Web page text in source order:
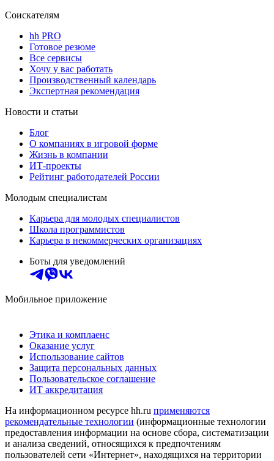
Соискателям
hh PRO
Готовое резюме
Все сервисы
Хочу у вас работать
Производственный календарь
Экспертная рекомендация
Новости и статьи
Блог
О компаниях в игровой форме
Жизнь в компании
ИТ-проекты
Рейтинг работодателей России
Молодым специалистам
Карьера для молодых специалистов
Школа программистов
Карьера в некоммерческих организациях
Боты для уведомлений
Мобильное приложение
Этика и комплаенс
Оказание услуг
Использование сайтов
Защита персональных данных
Пользовательское соглашение
ИТ аккредитация
На информационном ресурсе hh.ru применяются
рекомендательные технологии (информационные технологии
предоставления информации на основе сбора, систематизации
и анализа сведений, относящихся к предпочтениям
пользователей сети «Интернет», находящихся на территории